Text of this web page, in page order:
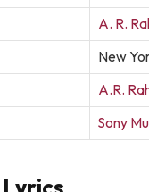
A. R.
New
A.R.
Sony